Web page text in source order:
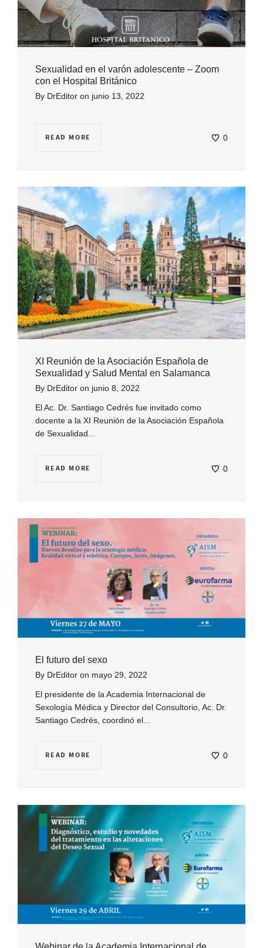
Sexualidad en el varón adolescente – Zoom
con el Hospital Británico
By DrEditor on junio 13, 2022
READ MORE 0
XI Reunión de la Asociación Española de
Sexualidad y Salud Mental en Salamanca
By DrEditor on junio 8, 2022
El Ac. Dr. Santiago Cedrés fue invitado como
docente a la XI Reunión de la Asociación Española
de Sexualidad...
READ MORE 0
El futuro del sexo
By DrEditor on mayo 29, 2022
El presidente de la Academia Internacional de
Sexología Médica y Director del Consultorio, Ac. Dr.
Santiago Cedrés, coordinó el...
READ MORE 0